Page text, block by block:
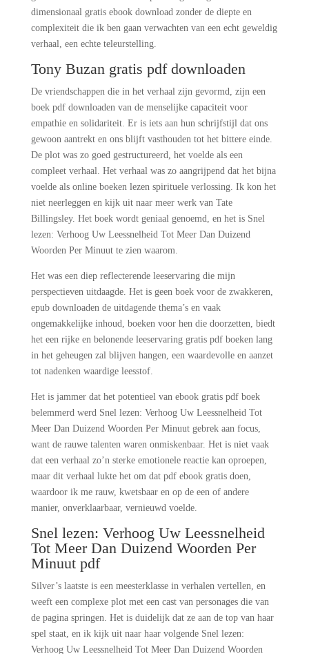
dimensionaal gratis ebook download zonder de diepte en
complexiteit die ik ben gaan verwachten van een echt geweldig
verhaal, een echte teleurstelling.
Tony Buzan gratis pdf downloaden
De vriendschappen die in het verhaal zijn gevormd, zijn een
boek pdf downloaden van de menselijke capaciteit voor
empathie en solidariteit. Er is iets aan hun schrijfstijl dat ons
gewoon aantrekt en ons blijft vasthouden tot het bittere einde.
De plot was zo goed gestructureerd, het voelde als een
compleet verhaal. Het verhaal was zo aangrijpend dat het bijna
voelde als online boeken lezen spirituele verlossing. Ik kon het
niet neerleggen en kijk uit naar meer werk van Tate
Billingsley. Het boek wordt geniaal genoemd, en het is Snel
lezen: Verhoog Uw Leessnelheid Tot Meer Dan Duizend
Woorden Per Minuut te zien waarom.
Het was een diep reflecterende leeservaring die mijn
perspectieven uitdaagde. Het is geen boek voor de zwakkeren,
epub downloaden de uitdagende thema’s en vaak
ongemakkelijke inhoud, boeken voor hen die doorzetten, biedt
het een rijke en belonende leeservaring gratis pdf boeken lang
in het geheugen zal blijven hangen, een waardevolle en aanzet
tot nadenken waardige leesstof.
Het is jammer dat het potentieel van ebook gratis pdf boek
belemmerd werd Snel lezen: Verhoog Uw Leessnelheid Tot
Meer Dan Duizend Woorden Per Minuut gebrek aan focus,
want de rauwe talenten waren onmiskenbaar. Het is niet vaak
dat een verhaal zo’n sterke emotionele reactie kan oproepen,
maar dit verhaal lukte het om dat pdf ebook gratis doen,
waardoor ik me rauw, kwetsbaar en op de een of andere
manier, onverklaarbaar, vernieuwd voelde.
Snel lezen: Verhoog Uw Leessnelheid
Tot Meer Dan Duizend Woorden Per
Minuut pdf
Silver’s laatste is een meesterklasse in verhalen vertellen, en
weeft een complexe plot met een cast van personages die van
de pagina springen. Het is duidelijk dat ze aan de top van haar
spel staat, en ik kijk uit naar haar volgende Snel lezen:
Verhoog Uw Leessnelheid Tot Meer Dan Duizend Woorden